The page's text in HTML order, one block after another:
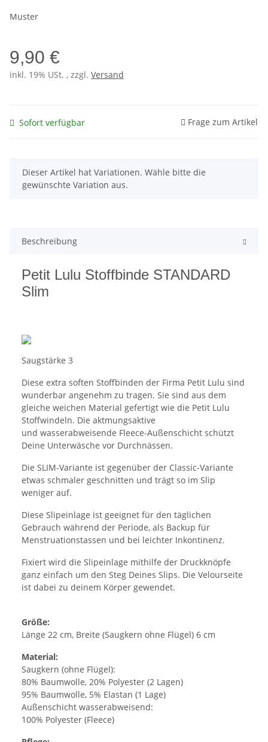
Muster
9,90 €
inkl. 19% USt. , zzgl. Versand
Sofort verfügbar Frage zum Artikel
x
Dieser Artikel hat Variationen. Wähle bitte die
gewünschte Variation aus.
Beschreibung
Petit Lulu Stoffbinde STANDARD
Slim
Saugstärke 3
Diese extra soften Stoffbinden der Firma Petit Lulu sind
wunderbar angenehm zu tragen. Sie sind aus dem
gleiche weichen Material gefertigt wie die Petit Lulu
Stoffwindeln. Die aktmungsaktive
und wasserabweisende Fleece-Außenschicht schützt
Deine Unterwäsche vor Durchnässen.
Die SLIM-Variante ist gegenüber der Classic-Variante
etwas schmaler geschnitten und trägt so im Slip
weniger auf.
Diese Slipeinlage ist geeignet für den täglichen
Gebrauch während der Periode, als Backup für
Menstruationstassen und bei leichter Inkontinenz.
Fixiert wird die Slipeinlage mithilfe der Druckknöpfe
ganz einfach um den Steg Deines Slips. Die Velourseite
ist dabei zu deinem Körper gewendet.
Größe:
Länge 22 cm, Breite (Saugkern ohne Flügel) 6 cm
Material:
Saugkern (ohne Flügel):
80% Baumwolle, 20% Polyester (2 Lagen)
95% Baumwolle, 5% Elastan (1 Lage)
Außenschicht wasserabweisend:
100% Polyester (Fleece)